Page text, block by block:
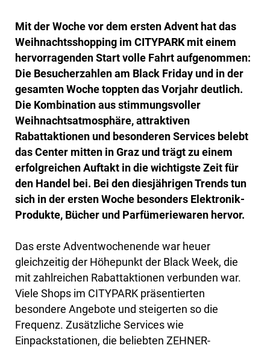
Mit der Woche vor dem ersten Advent hat das
Weihnachtsshopping im CITYPARK mit einem
hervorragenden Start volle Fahrt aufgenommen:
Die Besucherzahlen am Black Friday und in der
gesamten Woche toppten das Vorjahr deutlich.
Die Kombination aus stimmungsvoller
Weihnachtsatmosphäre, attraktiven
Rabattaktionen und besonderen Services belebt
das Center mitten in Graz und trägt zu einem
erfolgreichen Auftakt in die wichtigste Zeit für
den Handel bei. Bei den diesjährigen Trends tun
sich in der ersten Woche besonders Elektronik-
Produkte, Bücher und Parfümeriewaren hervor.
Das erste Adventwochenende war heuer
gleichzeitig der Höhepunkt der Black Week, die
mit zahlreichen Rabattaktionen verbunden war.
Viele Shops im CITYPARK präsentierten
besondere Angebote und steigerten so die
Frequenz. Zusätzliche Services wie
Einpackstationen, die beliebten ZEHNER-